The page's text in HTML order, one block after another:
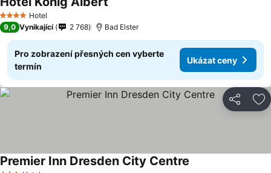
4 Počet hvězdiček
Hotel
9,0 Vynikající 2 768 Bad Elster
Pro zobrazení přesných cen vyberte
termín
Ukázat ceny
Sdílet
Premier Inn Dresden City Centre